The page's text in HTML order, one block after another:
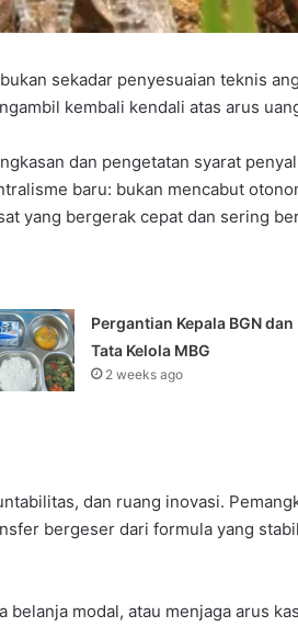
sekadar penyesuaian teknis
kembali kendali atas arus
dan pengetatan syarat
baru: bukan mencabut
yang bergerak cepat dan sering
Pergantian Kepala BGN
Tata Kelola MBG
2 weeks ago
dan ruang inovasi.
bergeser dari formula yang
modal, atau menjaga arus kas